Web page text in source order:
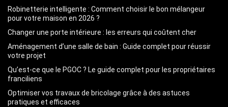
Robinetterie intelligente : Comment choisir le bon mélangeur
pour votre maison en 2026 ?
Changer une porte intérieure : les erreurs qui coûtent cher
Aménagement d’une salle de bain : Guide complet pour réussir
votre projet
Qu’est-ce que le PGOC ? Le guide complet pour les propriétaires
franciliens
Optimiser vos travaux de bricolage grâce à des astuces
pratiques et efficaces